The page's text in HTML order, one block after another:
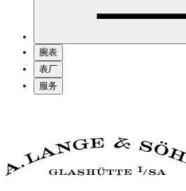
腕表
表厂
服务